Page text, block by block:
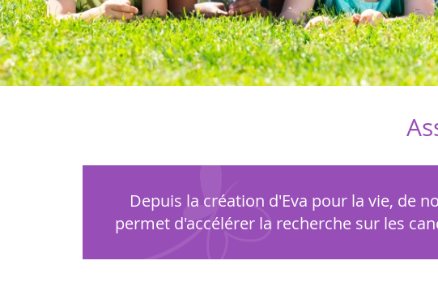
Depuis la création d'Eva pour la vie, de
permet d'accélérer la recherche sur les